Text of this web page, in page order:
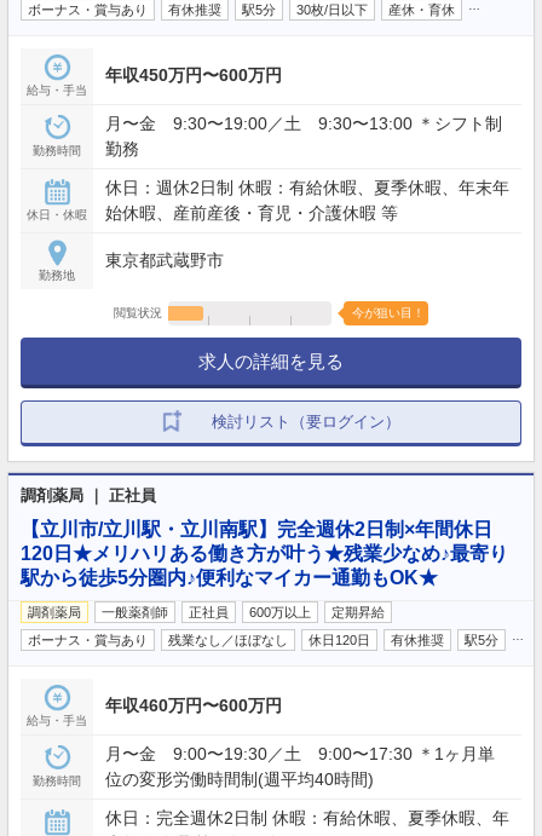
ボーナス・賞与あり
有休推奨 駅5分 30枚/日以下 産休・育休
給与・手当
年収450万円〜600万円
勤務時間
月〜金 9:30〜19:00／土 9:30〜13:00 ＊シフト制
勤務
休日・休暇
休日：週休2日制 休暇：有給休暇、夏季休暇、年末年
始休暇、産前産後・育児・介護休暇 等
勤務地
東京都武蔵野市
閲覧状況 今が狙い目！
求人の詳細を見る
検討リスト（要ログイン）
調剤薬局 ｜ 正社員
【立川市/立川駅・立川南駅】完全週休2日制×年間休日
120日★メリハリある働き方が叶う★残業少なめ♪最寄り
駅から徒歩5分圏内♪便利なマイカー通勤もOK★
調剤薬局 一般薬剤師 正社員 600万以上
定期昇給
ボーナス・賞与あり
残業なし／ほぼなし 休日120日 有休推奨 駅5分
給与・手当
年収460万円〜600万円
勤務時間
月〜金 9:00〜19:30／土 9:00〜17:30 ＊1ヶ月単
位の変形労働時間制(週平均40時間)
休日：完全週休2日制 休暇：有給休暇、夏季休暇、年